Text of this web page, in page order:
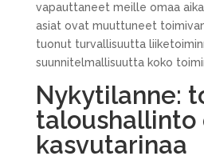
vapauttaneet meille omaa
asiat ovat muuttuneet
tuonut turvallisuutta
suunnitelmallisuutta koko
Nykytilanne:
taloushallinto
kasvutarinaa